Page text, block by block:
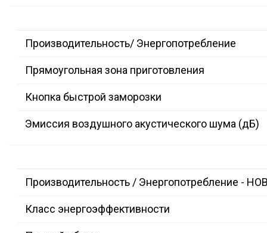
Производительность/ Энергопотребление
Прямоугольная зона приготовления
Кнопка быстрой заморозки
Эмиссия воздушного акустического шума (дБ)
Производительность / Энергопотребление -
Класс энергоэффективности